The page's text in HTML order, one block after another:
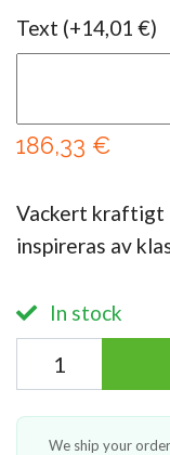
Text (+14,01 €)
186,33 €
Vackert kraftigt
inspireras av
In stock
We ship your